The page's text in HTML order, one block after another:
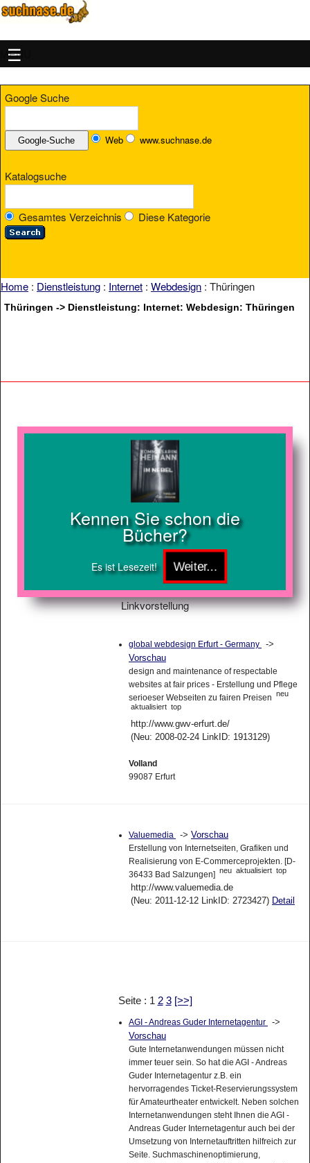
MENU
Google Suche
Web www.suchnase.de
Katalogsuche
Gesamtes Verzeichnis Diese Kategorie
Home : Dienstleistung : Internet : Webdesign : Thüringen
Thüringen -> Dienstleistung: Internet: Webdesign: Thüringen
Kennen Sie schon die
Bücher?
Es ist Lesezeit!
Linkvorstellung
global webdesign Erfurt - Germany
->
Vorschau
design and maintenance of respectable
websites at fair prices - Erstellung und Pflege
serioeser Webseiten zu fairen Preisen neu
aktualisiert top
http://www.gwv-erfurt.de/
(Neu: 2008-02-24 LinkID: 1913129)
Volland
99087 Erfurt
Valuemedia -> Vorschau
Erstellung von Internetseiten, Grafiken und
Realisierung von E-Commerceprojekten. [D-
36433 Bad Salzungen] neu aktualisiert top
http://www.valuemedia.de
(Neu: 2011-12-12 LinkID: 2723427) Detail
Seite : 1 2 3 [>>]
AGI - Andreas Guder Internetagentur
->
Vorschau
Gute Internetanwendungen müssen nicht
immer teuer sein. So hat die AGI - Andreas
Guder Internetagentur z.B. ein
hervorragendes Ticket-Reservierungssystem
für Amateurtheater entwickelt. Neben solchen
Internetanwendungen steht Ihnen die AGI -
Andreas Guder Internetagentur auch bei der
Umsetzung von Internetauftritten hilfreich zur
Seite. Suchmaschinenoptimierung,